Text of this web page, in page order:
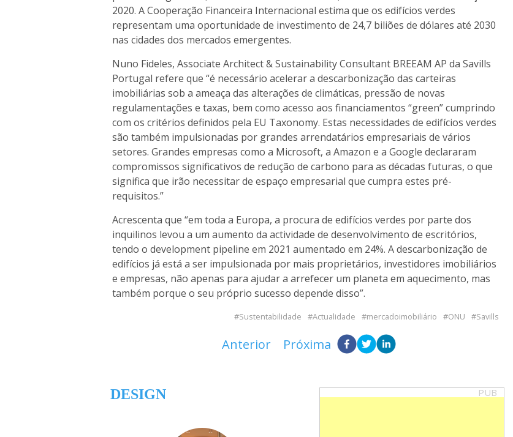
2020. A Cooperação Financeira Internacional estima que os edifícios verdes
representam uma oportunidade de investimento de 24,7 biliões de dólares até 2030
nas cidades dos mercados emergentes.
Nuno Fideles, Associate Architect & Sustainability Consultant BREEAM AP da Savills
Portugal refere que “é necessário acelerar a descarbonização das carteiras
imobiliárias sob a ameaça das alterações de climáticas, pressão de novas
regulamentações e taxas, bem como acesso aos financiamentos “green” cumprindo
com os critérios definidos pela EU Taxonomy. Estas necessidades de edifícios verdes
são também impulsionadas por grandes arrendatários empresariais de vários
setores. Grandes empresas como a Microsoft, a Amazon e a Google declararam
compromissos significativos de redução de carbono para as décadas futuras, o que
significa que irão necessitar de espaço empresarial que cumpra estes pré-
requisitos.”
Acrescenta que “em toda a Europa, a procura de edifícios verdes por parte dos
inquilinos levou a um aumento da actividade de desenvolvimento de escritórios,
tendo o development pipeline em 2021 aumentado em 24%. A descarbonização de
edifícios já está a ser impulsionada por mais proprietários, investidores imobiliários
e empresas, não apenas para ajudar a arrefecer um planeta em aquecimento, mas
também porque o seu próprio sucesso depende disso”.
Sustentabilidade Actualidade mercadoimobiliário ONU Savills
Anterior Próxima
DESIGN PUB